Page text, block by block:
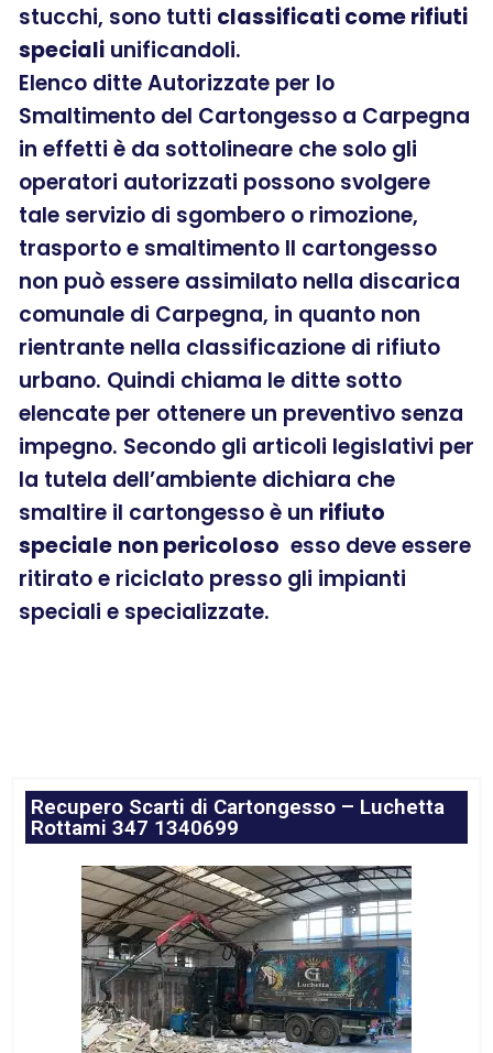
stucchi, sono tutti classificati come rifiuti
speciali unificandoli.
Elenco ditte Autorizzate per lo
Smaltimento del Cartongesso a Carpegna
in effetti è da sottolineare che solo gli
operatori autorizzati possono svolgere
tale servizio di sgombero o rimozione,
trasporto e smaltimento Il cartongesso
non può essere assimilato nella discarica
comunale di Carpegna, in quanto non
rientrante nella classificazione di rifiuto
urbano. Quindi chiama le ditte sotto
elencate per ottenere un preventivo senza
impegno. Secondo gli articoli legislativi per
la tutela dell’ambiente dichiara che
smaltire il cartongesso è un rifiuto
speciale non pericoloso esso deve essere
ritirato e riciclato presso gli impianti
speciali e specializzate.
Recupero Scarti di Cartongesso – Luchetta
Rottami 347 1340699